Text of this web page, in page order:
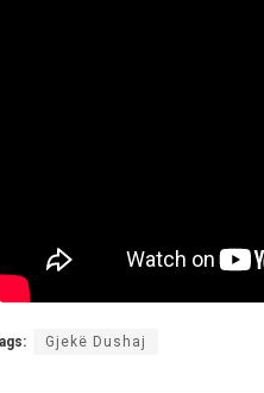
Gjekë Dushaj